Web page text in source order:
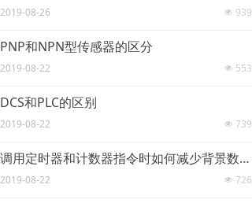
넶 939
2019-08-26
PNP和NPN型传感器的区分
넶 553
2019-08-22
DCS和PLC的区别
넶 739
2019-08-22
调用定时器和计数器指令时如何减少背景数据块的使用
넶 726
2019-08-22